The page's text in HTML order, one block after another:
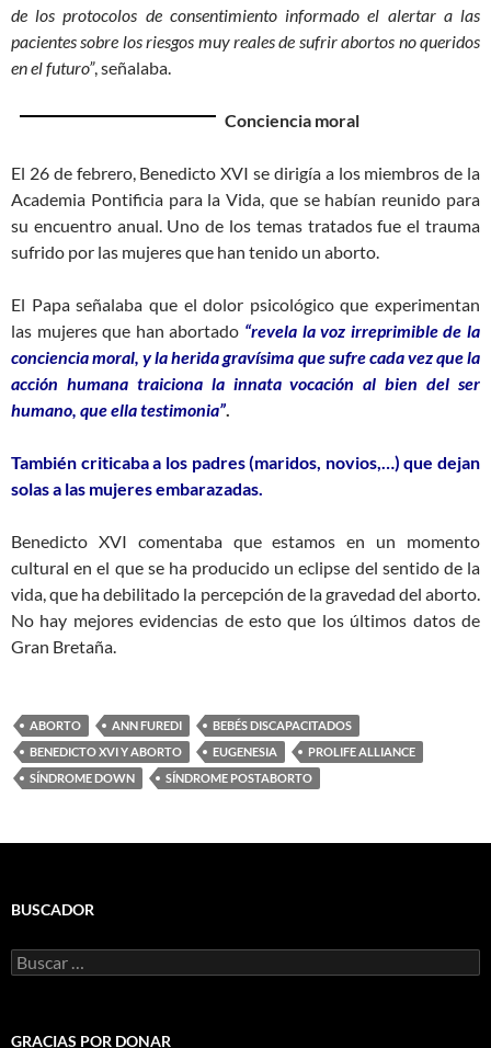
de los protocolos de consentimiento informado el alertar a las
pacientes sobre los riesgos muy reales de sufrir abortos no queridos
en el futuro”, señalaba.
Conciencia moral
El 26 de febrero, Benedicto XVI se dirigía a los miembros de la
Academia Pontificia para la Vida, que se habían reunido para
su encuentro anual. Uno de los temas tratados fue el trauma
sufrido por las mujeres que han tenido un aborto.
El Papa señalaba que el dolor psicológico que experimentan
las mujeres que han abortado “revela la voz irreprimible de la
conciencia moral, y la herida gravísima que sufre cada vez que la
acción humana traiciona la innata vocación al bien del ser
humano, que ella testimonia”.
También criticaba a los padres (maridos, novios,…) que dejan
solas a las mujeres embarazadas.
Benedicto XVI comentaba que estamos en un momento
cultural en el que se ha producido un eclipse del sentido de la
vida, que ha debilitado la percepción de la gravedad del aborto.
No hay mejores evidencias de esto que los últimos datos de
Gran Bretaña.
ABORTO ANN FUREDI
BEBÉS DISCAPACITADOS
BENEDICTO XVI Y ABORTO
EUGENESIA
PROLIFE ALLIANCE
SÍNDROME DOWN
SÍNDROME POSTABORTO
BUSCADOR
Buscar:
GRACIAS POR DONAR